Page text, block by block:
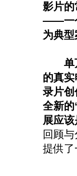
影片
——一
为典型
单
的真
录片
全新
展应
回顾
提供